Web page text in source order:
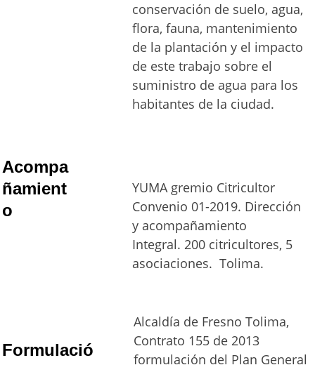
conservación de suelo, agua,
flora, fauna, mantenimiento
de la plantación y el impacto
de este trabajo sobre el
suministro de agua para los
habitantes de la ciudad.
Acompa
ñamient
o
YUMA gremio Citricultor
Convenio 01-2019. Dirección
y acompañamiento
Integral. 200 citricultores, 5
asociaciones.  Tolima.
Formulació
Alcaldía de Fresno Tolima,
Contrato 155 de 2013
formulación del Plan General